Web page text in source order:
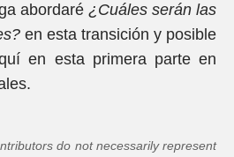
abordaré ¿Cuáles serán las
en esta transición y posible
en esta primera parte en
do not necessarily represent